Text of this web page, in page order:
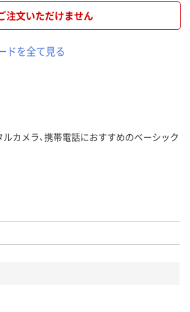
注文いただけません
ドを全て見る
カメラ、携帯電話におすすめのベーシック